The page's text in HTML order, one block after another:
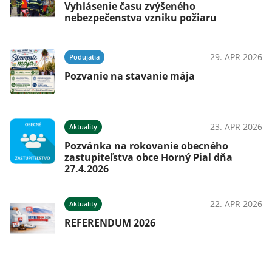
Vyhlásenie času zvýšeného
nebezpečenstva vzniku požiaru
Podujatia 29. APR 2026
Pozvanie na stavanie mája
Aktuality 23. APR 2026
Pozvánka na rokovanie obecného
zastupiteľstva obce Horný Pial dňa
27.4.2026
Aktuality 22. APR 2026
REFERENDUM 2026